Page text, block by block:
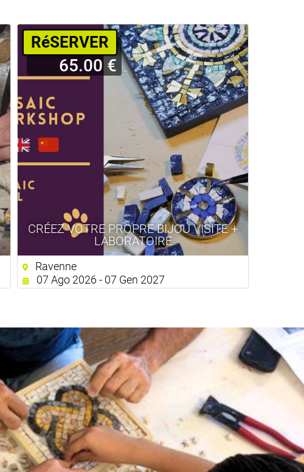
CRÉEZ VOTRE PROPRE BIJOU VISITE +
LABORATOIRE
RéSERVER
65.00 €
Ravenne
07 Ago 2026 - 07 Gen 2027